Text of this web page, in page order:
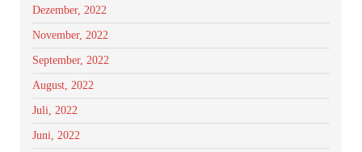
Dezember, 2022
November, 2022
September, 2022
August, 2022
Juli, 2022
Juni, 2022